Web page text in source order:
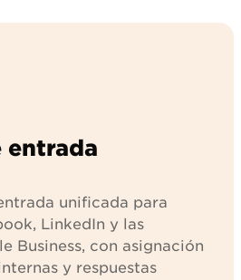
entrada
unificada para
LinkedIn y las
Business, con asignación
y respuestas